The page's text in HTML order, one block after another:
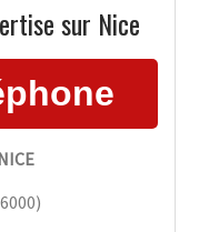
sur Nice
)